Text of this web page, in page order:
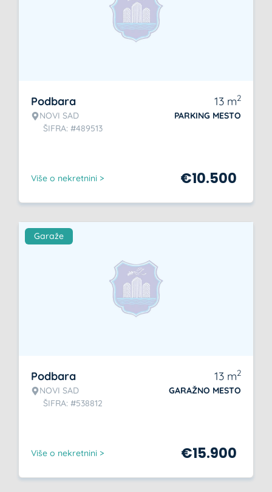
Podbara
NOVI SAD
ŠIFRA: #489513
13 m2
PARKING MESTO
Više o nekretnini > €10.500
Garaže
Podbara
NOVI SAD
ŠIFRA: #538812
13 m2
GARAŽNO MESTO
Više o nekretnini > €15.900